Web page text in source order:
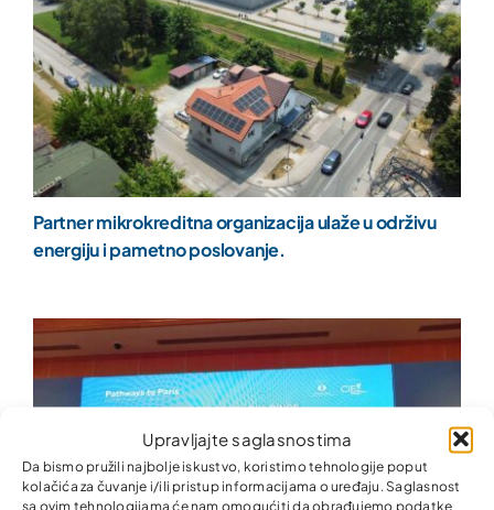
Upravljajte saglasnostima
Da bismo pružili najbolje iskustvo, koristimo tehnologije poput
kolačića za čuvanje i/ili pristup informacijama o uređaju. Saglasnost
sa ovim tehnologijama će nam omogućiti da obrađujemo podatke
Partner mikrokreditna organizacija ulaže u održivu
energiju i pametno poslovanje.